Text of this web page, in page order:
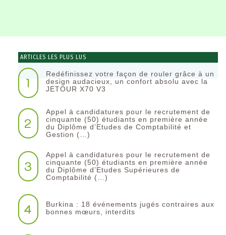
ARTICLES LES PLUS LUS
1
Redéfinissez votre façon de rouler grâce à un
design audacieux, un confort absolu avec la
JETOUR X70 V3
2
Appel à candidatures pour le recrutement de
cinquante (50) étudiants en première année
du Diplôme d’Etudes de Comptabilité et
Gestion (…)
3
Appel à candidatures pour le recrutement de
cinquante (50) étudiants en première année
du Diplôme d’Etudes Supérieures de
Comptabilité (…)
4
Burkina : 18 événements jugés contraires aux
bonnes mœurs, interdits